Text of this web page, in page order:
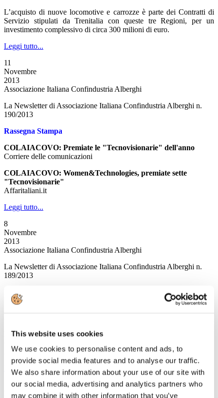
This website uses cookies
We use cookies to personalise content and ads, to
provide social media features and to analyse our traffic.
We also share information about your use of our site with
our social media, advertising and analytics partners who
may combine it with other information that you’ve
L’acquisto di nuove locomotive e carrozze è parte dei Contratti di
Servizio stipulati da Trenitalia con queste tre Regioni, per un
investimento complessivo di circa 300 milioni di euro.
Leggi tutto...
11
Novembre
2013
Associazione Italiana Confindustria Alberghi
La Newsletter di Associazione Italiana Confindustria Alberghi n.
190/2013
Rassegna Stampa
COLAIACOVO: Premiate le "Tecnovisionarie" dell'anno
Corriere delle comunicazioni
COLAIACOVO: Women&Technologies, premiate sette
"Tecnovisionarie"
Affaritaliani.it
Leggi tutto...
8
Novembre
2013
Associazione Italiana Confindustria Alberghi
La Newsletter di Associazione Italiana Confindustria Alberghi n.
189/2013
News
L’ufficio per le politiche del turismo passa dalla Presidenza del
A cura del MiBact
Leggi tutto...
Novembre